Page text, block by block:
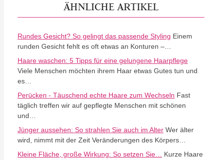
ÄHNLICHE ARTIKEL
Rundes Gesicht? So gelingt das passende Styling Einem
runden Gesicht fehlt es oft etwas an Konturen –…
Haare waschen: 5 Tipps für eine gelungene Haarpflege
Viele Menschen möchten ihrem Haar etwas Gutes tun und
es…
Perücken - Täuschend echte Haare zum Wechseln Fast
täglich treffen wir auf gepflegte Menschen mit schönen
und…
Jünger aussehen: So strahlen Sie auch im Alter Wer älter
wird, nimmt mit der Zeit Veränderungen des Körpers…
Kleine Fläche, große Wirkung: So setzen Sie… Kurze Haare